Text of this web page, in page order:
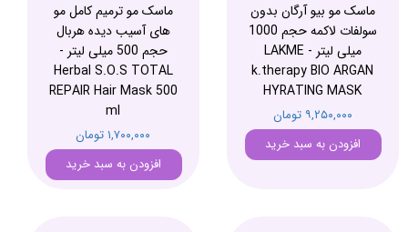
ماسک مو بیو آرگان بدون
سولفات لاکمه حجم 1000
میلی لیتر - LAKME
k.therapy BIO ARGAN
HYRATING MASK
۹,۲۵۰,۰۰۰ تومان
افزودن به سبد خرید
ماسک مو ترمیم کامل مو
های آسیب دیده هربال
حجم 500 میلی لیتر -
Herbal S.O.S TOTAL
REPAIR Hair Mask 500
ml
۱,۷۰۰,۰۰۰ تومان
افزودن به سبد خرید